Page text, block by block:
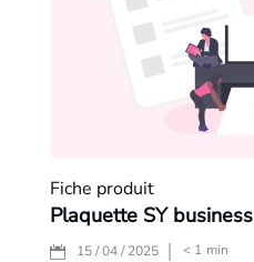
Fiche produit
Plaquette SY business
15 / 04 / 2025 < 1 min